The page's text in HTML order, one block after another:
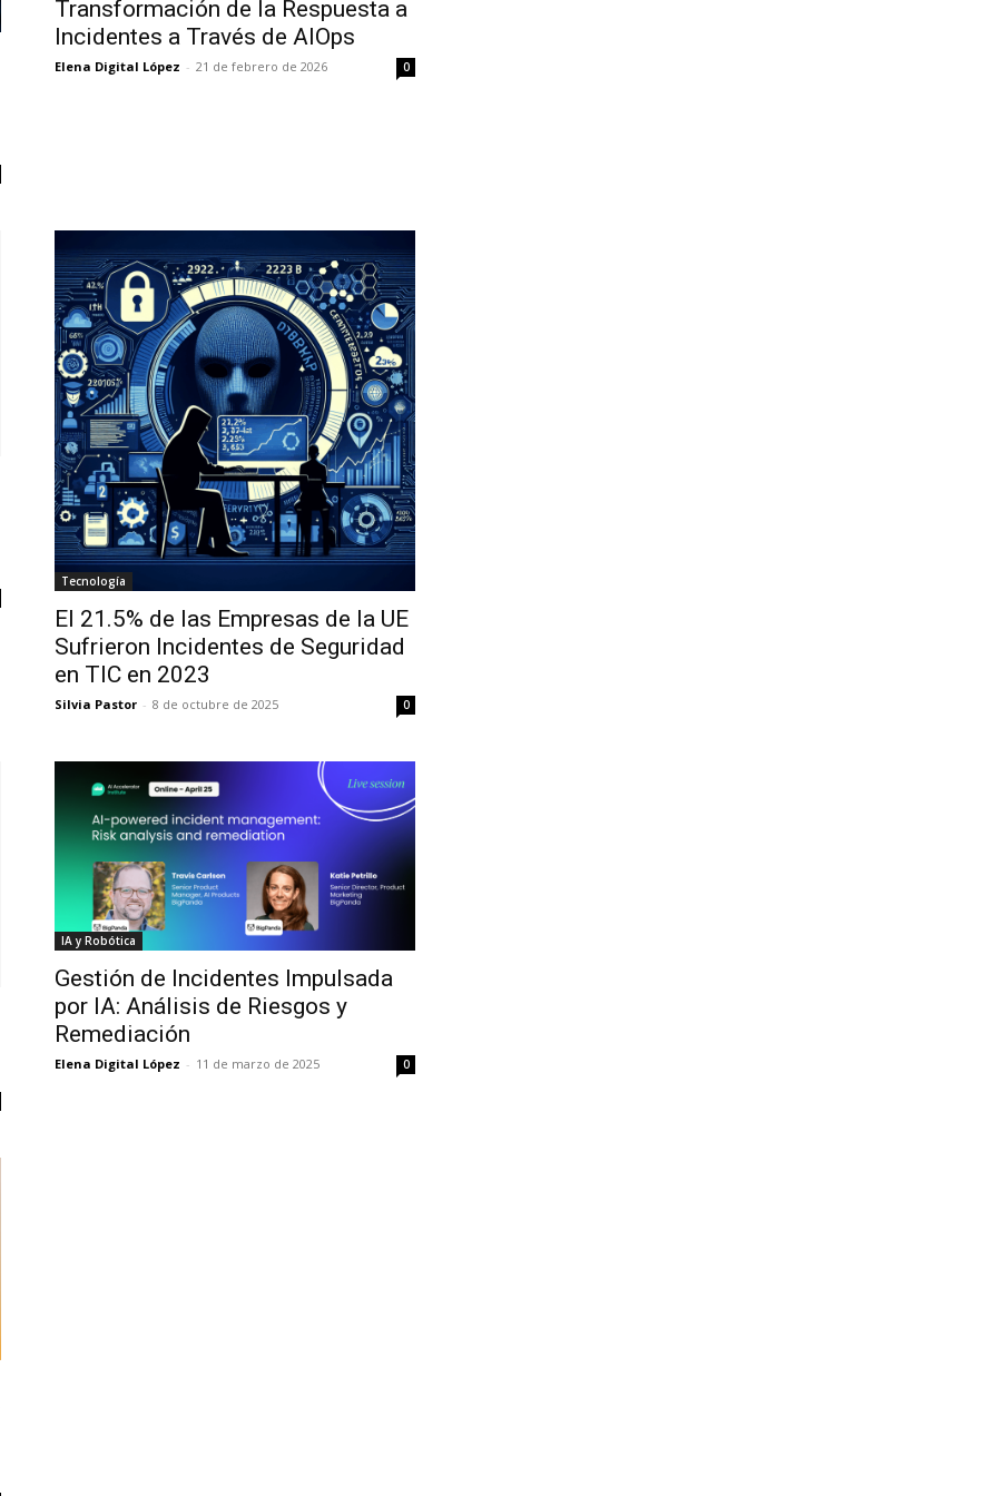
Transformación de la Respuesta a
Incidentes a Través de AIOps
Elena Digital López - 21 de febrero de 2026 0
Tecnología
El 21.5% de las Empresas de la UE
Sufrieron Incidentes de Seguridad
en TIC en 2023
Silvia Pastor - 8 de octubre de 2025 0
IA y Robótica
Gestión de Incidentes Impulsada
por IA: Análisis de Riesgos y
Remediación
Elena Digital López - 11 de marzo de 2025 0